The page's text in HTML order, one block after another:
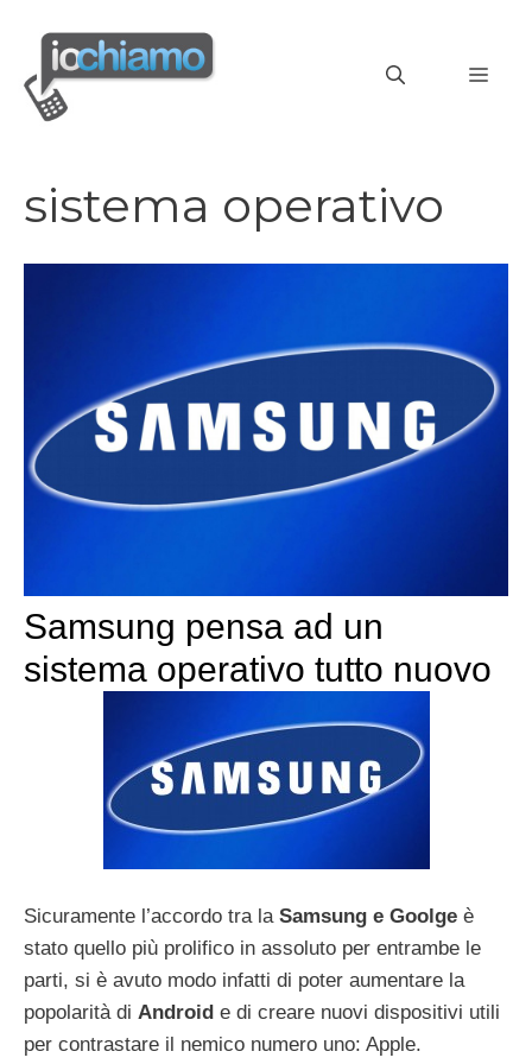
contenuto
sistema operativo
Samsung pensa ad un
sistema operativo tutto nuovo
Sicuramente l’accordo tra la Samsung e Goolge è
stato quello più prolifico in assoluto per entrambe le
parti, si è avuto modo infatti di poter aumentare la
popolarità di Android e di creare nuovi dispositivi utili
per contrastare il nemico numero uno: Apple.